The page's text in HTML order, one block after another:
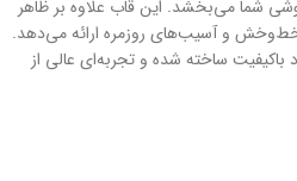
شما می‌بخشد. این قاب علاوه بر ظاهر
خط‌وخش و آسیب‌های روزمره ارائه می‌دهد.
باکیفیت ساخته شده و تجربه‌ای عالی از